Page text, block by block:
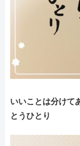
いいことは分けて
とうひとり